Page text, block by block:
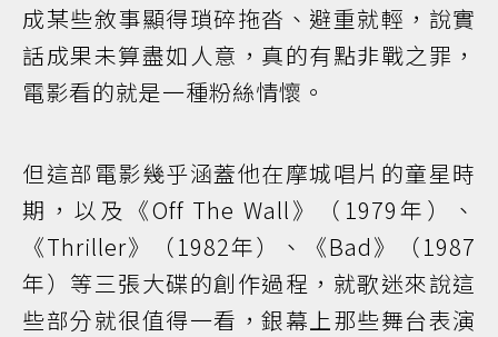
成某些敘事顯得瑣碎拖沓、避重就輕，說實
話成果未算盡如人意，真的有點非戰之罪，
電影看的就是一種粉絲情懷。
但這部電影幾乎涵蓋他在摩城唱片的童星時
期，以及《Off The Wall》（1979年）、
《Thriller》（1982年）、《Bad》（1987
年）等三張大碟的創作過程，就歌迷來說這
些部分就很值得一看，銀幕上那些舞台表演